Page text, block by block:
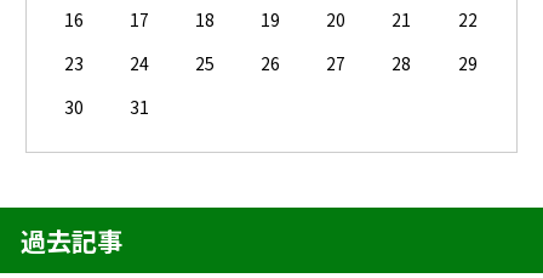
16
17 18 19 20 21
22
23
24 25 26 27 28
29
30
31
過去記事